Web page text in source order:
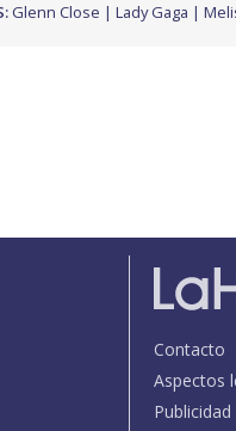
Glenn Close Lady Gaga
Contacto
Aspectos